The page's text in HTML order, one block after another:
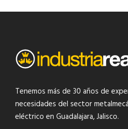
Tenemos más de 30 años de
necesidades del sector
eléctrico en Guadalajara, Jalisco.